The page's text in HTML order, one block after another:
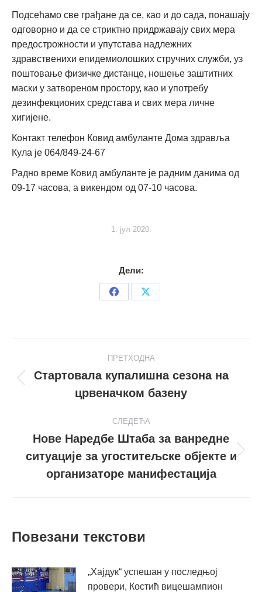
Подсећамо све грађане да се, као и до сада, понашају
одговорно и да се стриктно придржавају свих мера
предострожности и упутстава надлежних
здравственихи епидемиолошких стручних служби, уз
поштовање физичке дистанце, ношење заштитних
маски у затвореном простору, као и употребу
дезинфекционих средстава и свих мера личне
хигијене.
Контакт телефон Ковид амбуланте Дома здравља
Кула је 064/849-24-67
Радно време Ковид амбуланте је радним данима од
09-17 часова, а викендом од 07-10 часова.
1. јул 2020.
Дели:
Share
Share
navigation
ПРЕТХОДНА
пост
Стартовала купалишна сезона на
црвеначком базену
СЛЕДЕЋА
Следећи
пост
Нове Наредбе Штаба за ванредне
ситуације за угоститељске објекте и
организаторе манифестација
Повезани текстови
„Хајдук“ успешан у последњој
провери, Костић вицешампион